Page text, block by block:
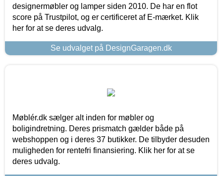
designermøbler og lamper siden 2010. De har en flot
score på Trustpilot, og er certificeret af E-mærket. Klik
her for at se deres udvalg.
Se udvalget på DesignGaragen.dk
Møblér.dk sælger alt inden for møbler og
boligindretning. Deres prismatch gælder både på
webshoppen og i deres 37 butikker. De tilbyder desuden
muligheden for rentefri finansiering. Klik her for at se
deres udvalg.